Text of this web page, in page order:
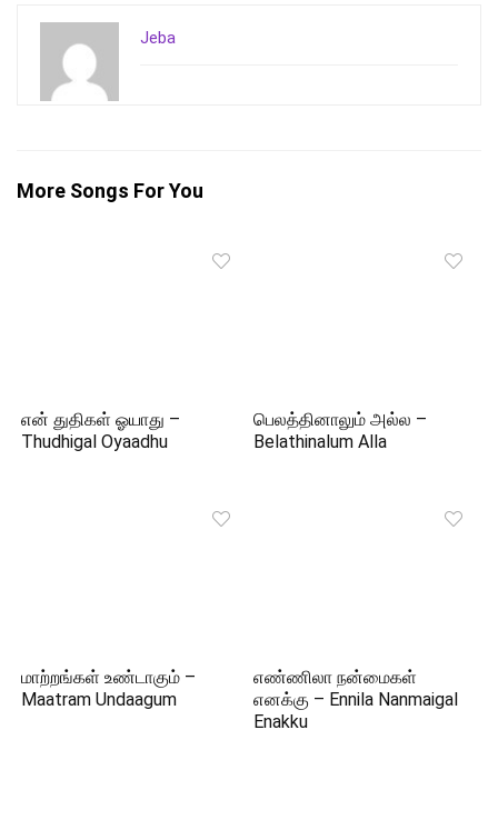
Jeba
More Songs For You
என் துதிகள் ஓயாது –
Thudhigal Oyaadhu
பெலத்தினாலும் அல்ல –
Belathinalum Alla
மாற்றங்கள் உண்டாகும் –
Maatram Undaagum
எண்ணிலா நன்மைகள்
எனக்கு – Ennila Nanmaigal
Enakku